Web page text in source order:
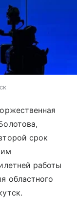
срок
работы
областного